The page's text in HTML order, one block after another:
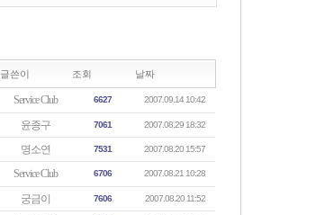
글쓴이 조회 날짜
Service Club 6627 2007.09.14 10:42
윤종구 7061 2007.08.29 18:32
명소연 7531 2007.08.20 15:57
Service Club 6706 2007.08.21 10:28
궁금이 7606 2007.08.20 11:52